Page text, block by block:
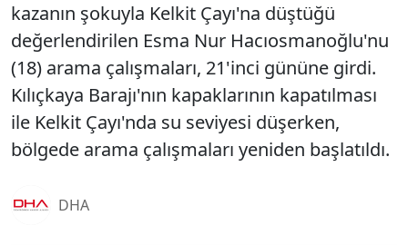
kazanın şokuyla Kelkit Çayı'na düştüğü
değerlendirilen Esma Nur Hacıosmanoğlu'nu
(18) arama çalışmaları, 21'inci gününe girdi.
Kılıçkaya Barajı'nın kapaklarının kapatılması
ile Kelkit Çayı'nda su seviyesi düşerken,
bölgede arama çalışmaları yeniden başlatıldı.
DHA